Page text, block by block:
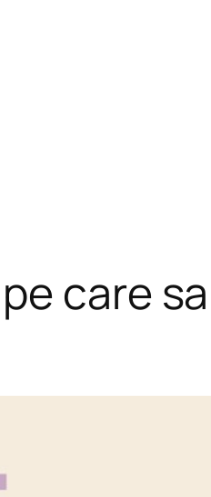
care